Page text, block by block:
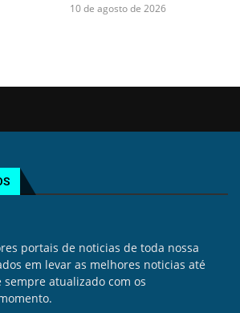
10 de agosto de 2026
portais de noticias de toda nossa
em levar as melhores noticias até
atualizado com os